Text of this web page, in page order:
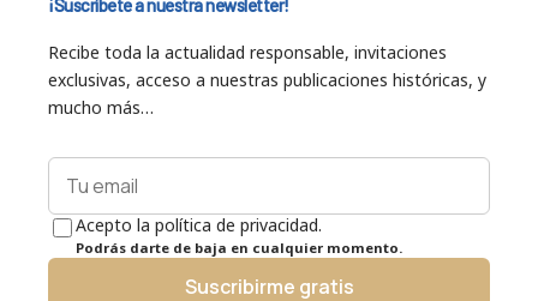
Recibe toda la actualidad responsable, invitaciones
exclusivas, acceso a nuestras publicaciones históricas, y
mucho más…
Acepto la política de privacidad.
Podrás darte de baja en cualquier momento.
Suscribirme gratis